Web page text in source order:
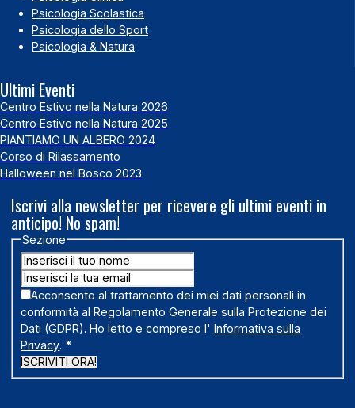
Psicologia Scolastica
Psicologia dello Sport
Psicologia & Natura
Ultimi Eventi
Centro Estivo nella Natura 2026
Centro Estivo nella Natura 2025
PIANTIAMO UN ALBERO 2024
Corso di Rilassamento
Halloween nel Bosco 2023
Iscrivi alla newsletter per ricevere gli ultimi eventi in
anticipo! No spam!
Sezione
Acconsento al trattamento dei miei dati personali in
conformità al Regolamento Generale sulla Protezione dei
Dati (GDPR). Ho letto e compreso l'Informativa sulla
Privacy. *
ISCRIVITI ORA!